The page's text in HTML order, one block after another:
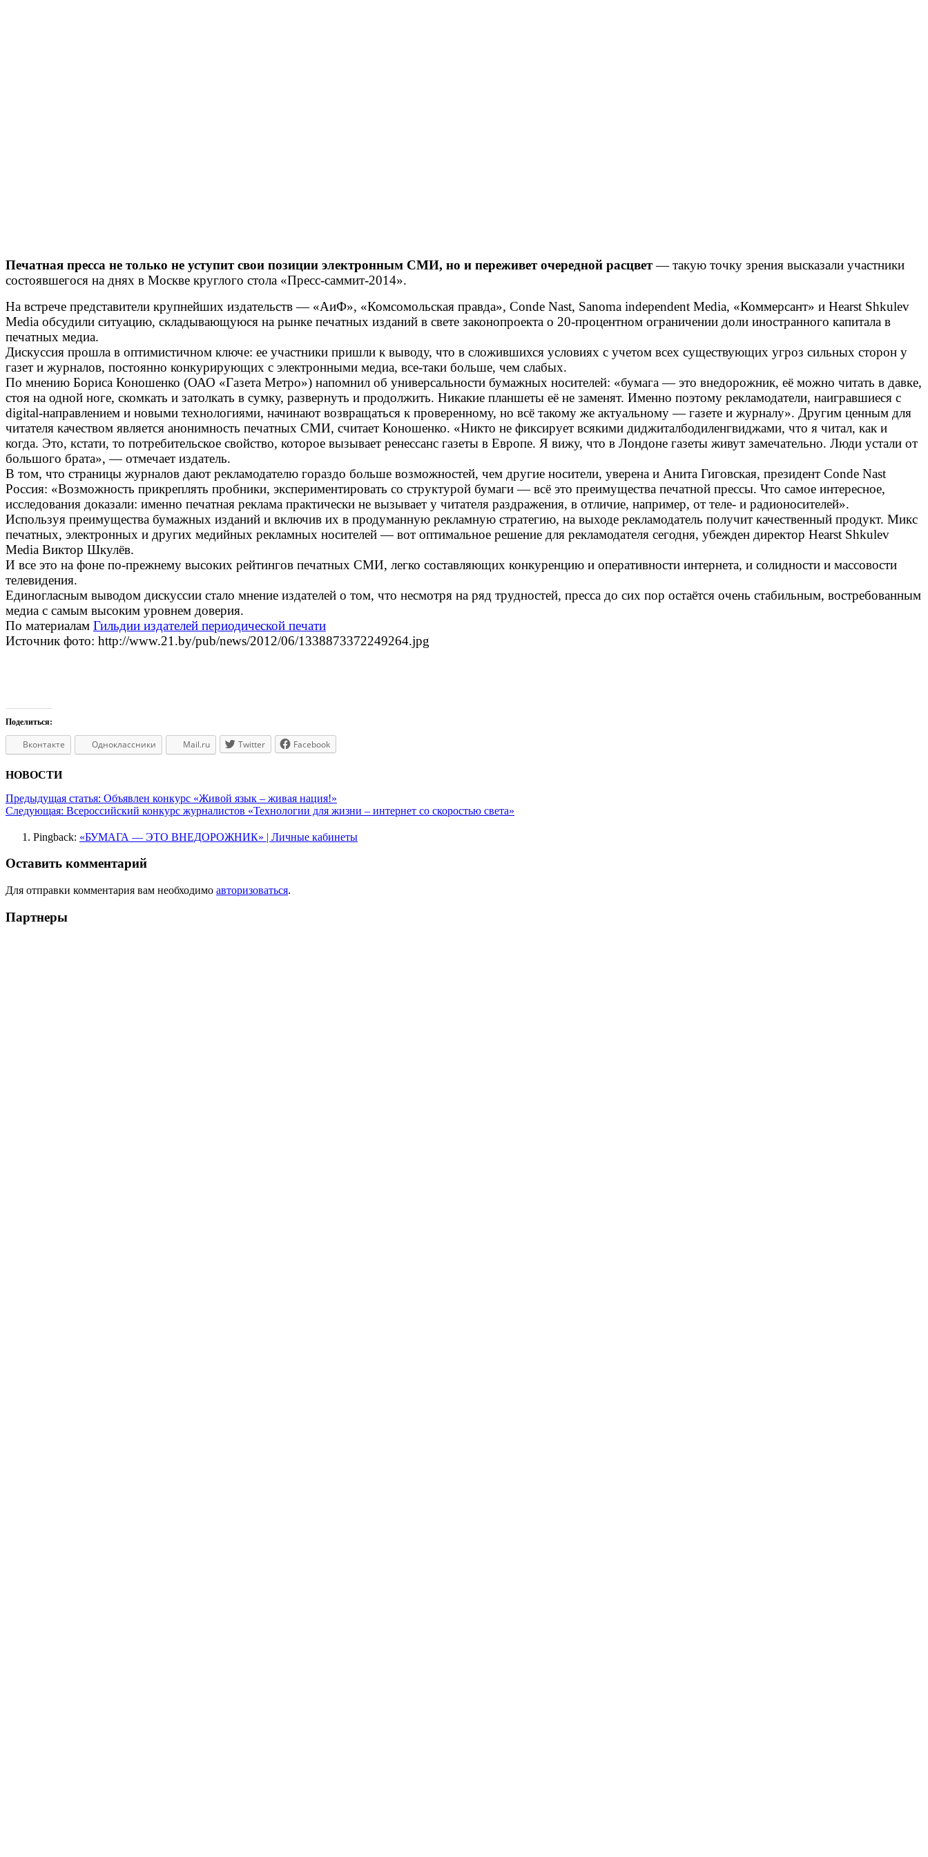
Печатная пресса не только не уступит свои позиции электронным СМИ, но и переживет очередной расцвет— такую точку зрения высказали участники
состоявшегося на днях в Москве круглого стола «Пресс-саммит-2014».
На встрече представители крупнейших издательств — «АиФ», «Комсомольская правда», Conde Nast, Sanoma independent Media, «Коммерсант» и Hearst Shkulev
Media обсудили ситуацию, складывающуюся на рынке печатных изданий в свете законопроекта о 20-процентном ограничении доли иностранного капитала в
печатных медиа.
Дискуссия прошла в оптимистичном ключе: ее участники пришли к выводу, что в сложившихся условиях с учетом всех существующих угроз сильных сторон у
газет и журналов, постоянно конкурирующих с электронными медиа, все-таки больше, чем слабых.
По мнению Бориса Коношенко (ОАО «Газета Метро») напомнил об универсальности бумажных носителей: «бумага — это внедорожник, её можно читать в давке,
стоя на одной ноге, скомкать и затолкать в сумку, развернуть и продолжить. Никакие планшеты её не заменят. Именно поэтому рекламодатели, наигравшиеся с
digital-направлением и новыми технологиями, начинают возвращаться к проверенному, но всё такому же актуальному — газете и журналу». Другим ценным для
читателя качеством является анонимность печатных СМИ, считает Коношенко. «Никто не фиксирует всякими диджиталбодиленгвиджами, что я читал, как и
когда. Это, кстати, то потребительское свойство, которое вызывает ренессанс газеты в Европе. Я вижу, что в Лондоне газеты живут замечательно. Люди устали от
большого брата», — отмечает издатель.
В том, что страницы журналов дают рекламодателю гораздо больше возможностей, чем другие носители, уверена и Анита Гиговская, президент Conde Nast
Россия: «Возможность прикреплять пробники, экспериментировать со структурой бумаги — всё это преимущества печатной прессы. Что самое интересное,
исследования доказали: именно печатная реклама практически не вызывает у читателя раздражения, в отличие, например, от теле- и радионосителей».
Используя преимущества бумажных изданий и включив их в продуманную рекламную стратегию, на выходе рекламодатель получит качественный продукт. Микс
печатных, электронных и других медийных рекламных носителей — вот оптимальное решение для рекламодателя сегодня, убежден директор Hearst Shkulev
Media Виктор Шкулёв.
И все это на фоне по-прежнему высоких рейтингов печатных СМИ, легко составляющих конкуренцию и оперативности интернета, и солидности и массовости
телевидения.
Единогласным выводом дискуссии стало мнение издателей о том, что несмотря на ряд трудностей, пресса до сих пор остаётся очень стабильным, востребованным
медиа с самым высоким уровнем доверия.
По материалам Гильдии издателей периодической печати
Источник фото: http://www.21.by/pub/news/2012/06/1338873372249264.jpg
Поделиться:
Вконтакте Одноклассники Mail.ru Twitter Facebook
НОВОСТИ
Предыдущая статья: Объявлен конкурс «Живой язык – живая нация!»
Следующая: Всероссийский конкурс журналистов «Технологии для жизни – интернет со скоростью света»
Pingback: «БУМАГА — ЭТО ВНЕДОРОЖНИК» | Личные кабинеты
Оставить комментарий
Для отправки комментария вам необходимо авторизоваться.
Партнеры